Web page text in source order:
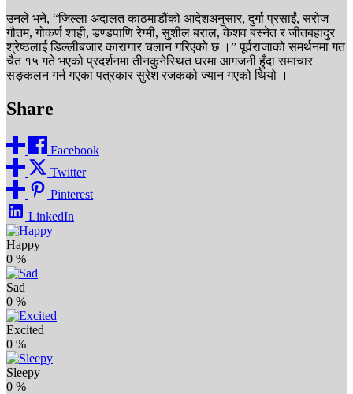
उनले भने, “जिल्ला अदालत काठमाडौंको आदेशअनुसार, दुर्गा प्रसाईं, सरोज
गौतम, गोकर्ण शाही, डण्डपाणि रेग्मी, सुशील बराल, केशव बस्नेत र जीतबहादुर
श्रेष्ठलाई डिल्लीबजार कारागार चलान गरिएको छ ।” पूर्वराजाको समर्थनमा गत
चैत १५ गते भएको प्रदर्शनमा तीनकुनेस्थित घरमा आगजनी हुँदा समाचार
सङ्कलन गर्न गएका पत्रकार सुरेश रजकको ज्यान गएको थियो ।
Share
Facebook
Twitter
Pinterest
LinkedIn
Happy
0 %
Sad
0 %
Excited
0 %
Sleepy
0 %